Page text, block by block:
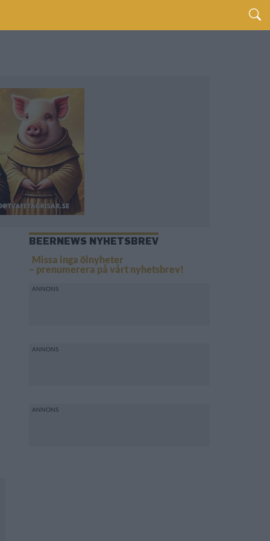
BEERNEWS NYHETSBREV
Missa inga ölnyheter
– prenumerera på vårt nyhetsbrev!